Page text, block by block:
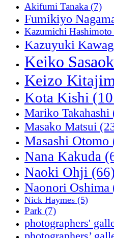
Akifumi Tanaka (7)
Fumikiyo
Kazumichi Hashimoto
Kazuyuki
Keiko
Keizo
Kota Kishi
Mariko Takahashi
Masako Matsui
Masashi Otomo
Nana Kakuda
Naoki Ohji (66)
Naonori Oshima
Nick Haymes (5)
Park (7)
photographers'